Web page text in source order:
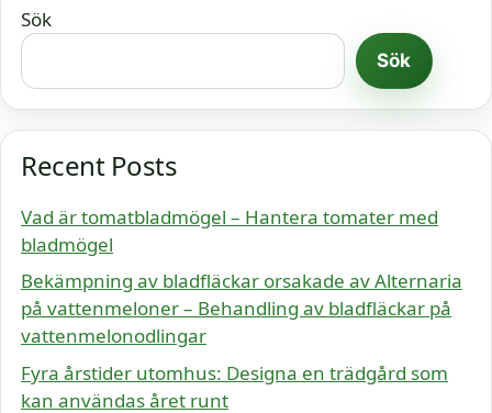
Sök
Sök
Recent Posts
Vad är tomatbladmögel – Hantera tomater med
bladmögel
Bekämpning av bladfläckar orsakade av Alternaria
på vattenmeloner – Behandling av bladfläckar på
vattenmelonodlingar
Fyra årstider utomhus: Designa en trädgård som
kan användas året runt